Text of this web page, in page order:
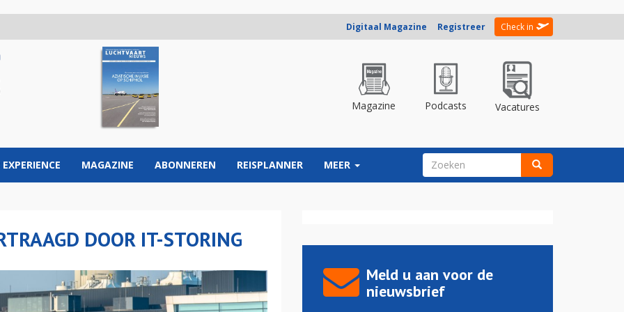
Digitaal Magazine Registreer Check in
Magazine Podcasts Vacatures
EXPERIENCE MAGAZINE ABONNEREN REISPLANNER MEER ZOEKVELD
DOOR IT-STORING
Meld u aan voor de
nieuwsbrief